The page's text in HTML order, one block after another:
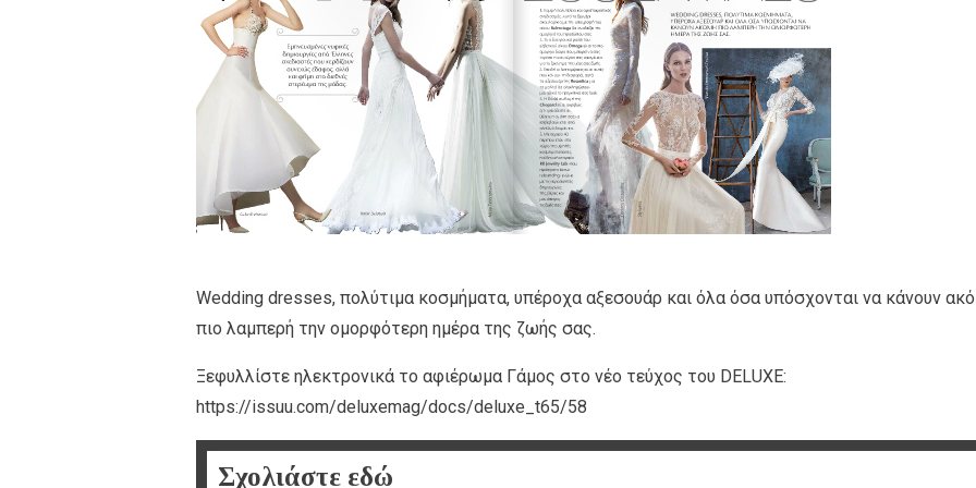
Wedding dresses, πολύτιμα κοσμήματα, υπέροχα αξεσουάρ και όλα όσα υπόσχονται να κάνουν
πιο λαμπερή την ομορφότερη ημέρα της ζωής σας.
Ξεφυλλίστε ηλεκτρονικά το αφιέρωμα Γάμος στο νέο τεύχος του DELUXE:
https://issuu.com/deluxemag/docs/deluxe_t65/58
Σχολιάστε εδώ